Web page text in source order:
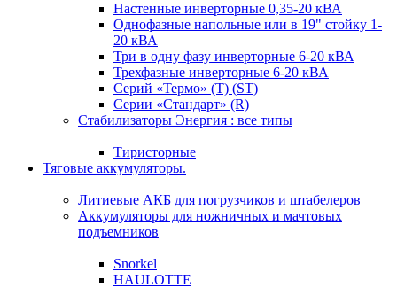
Настенные инверторные 0,35-20 кВА
Однофазные напольные или в 19" стойку 1-
20 кВА
Три в одну фазу инверторные 6-20 кВА
Трехфазные инверторные 6-20 кВА
Серий «Термо» (T) (ST)
Серии «Стандарт» (R)
Стабилизаторы Энергия : все типы
Тиристорные
Тяговые аккумуляторы.
Литиевые АКБ для погрузчиков и штабелеров
Аккумуляторы для ножничных и мачтовых
подъемников
Snorkel
HAULOTTE